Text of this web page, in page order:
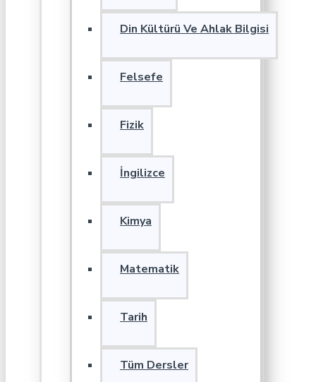
Din Kültürü Ve Ahlak Bilgisi
Felsefe
Fizik
İngilizce
Kimya
Matematik
Tarih
Tüm Dersler